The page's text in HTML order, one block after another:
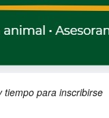
tiempo para inscribirse